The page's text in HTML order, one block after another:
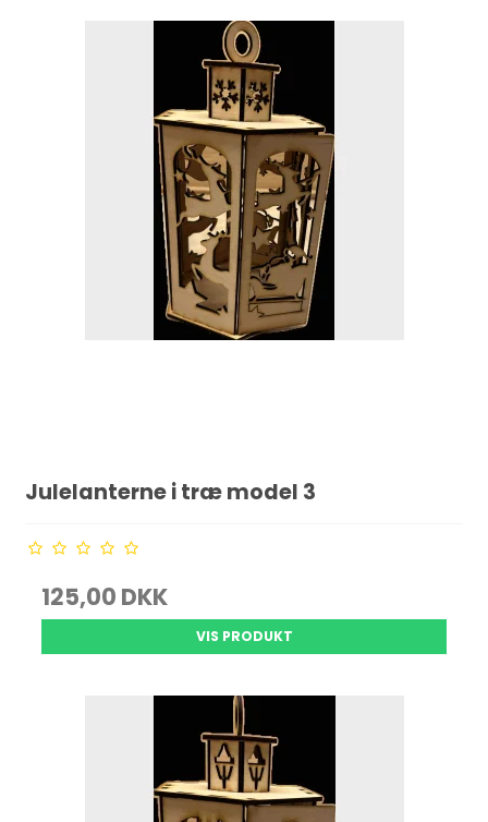
Julelanterne i træ model 3
125,00 DKK
VIS PRODUKT